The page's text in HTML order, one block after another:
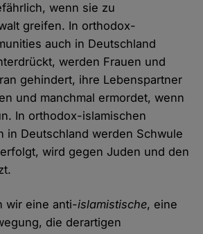
wenn sie zu
greifen. In orthodox-
auch in Deutschland
werden Frauen und
gehindert, ihre Lebenspartner
und manchmal ermordet, wenn
In orthodox-islamischen
in Deutschland werden Schwule
wird gegen Juden und den
wir eine anti-islamistische, eine
die derartigen